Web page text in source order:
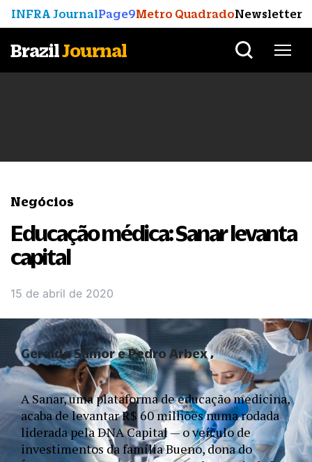
INFRA JournalPage9Metro QuadradoNewsletter
BrazilJournal
Negócios
Educação médica: Sanar levanta
capital
15 de abril de 2020
A Sanar, uma plataforma de educação medicina,
acaba de levantar R$ 60 milhões numa rodada
liderada pela DNA Capital — o veículo de
investimentos da família Bueno, dona do
Geraldo Samor e Pedro Arbex